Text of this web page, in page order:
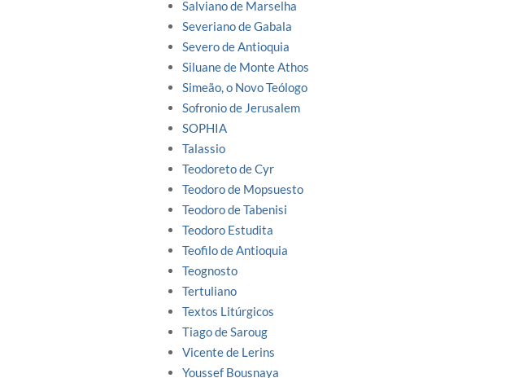
Salviano de Marselha
Severiano de Gabala
Severo de Antioquia
Siluane de Monte Athos
Simeão, o Novo Teólogo
Sofronio de Jerusalem
SOPHIA
Talassio
Teodoreto de Cyr
Teodoro de Mopsuesto
Teodoro de Tabenisi
Teodoro Estudita
Teofilo de Antioquia
Teognosto
Tertuliano
Textos Litúrgicos
Tiago de Saroug
Vicente de Lerins
Youssef Bousnaya